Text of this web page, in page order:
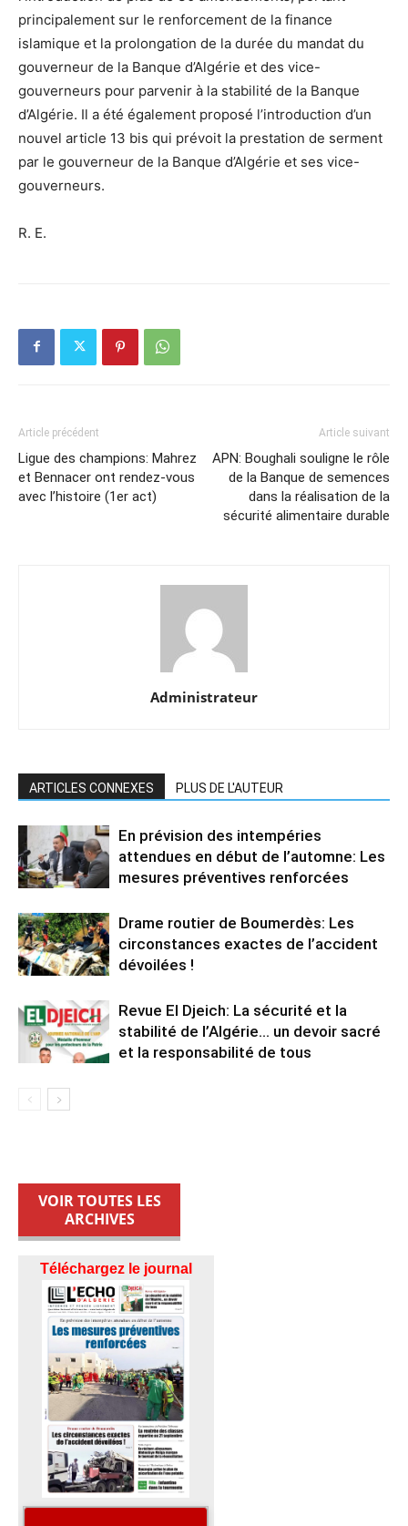
principalement sur le renforcement de la finance
islamique et la prolongation de la durée du mandat du
gouverneur de la Banque d’Algérie et des vice-
gouverneurs pour parvenir à la stabilité de la Banque
d’Algérie. Il a été également proposé l’introduction d’un
nouvel article 13 bis qui prévoit la prestation de serment
par le gouverneur de la Banque d’Algérie et ses vice-
gouverneurs.
R. E.
Article précédent
Ligue des champions: Mahrez
et Bennacer ont rendez-vous
avec l’histoire (1er act)
Article suivant
APN: Boughali souligne le rôle
de la Banque de semences
dans la réalisation de la
sécurité alimentaire durable
Administrateur
ARTICLES CONNEXES PLUS DE L'AUTEUR
En prévision des intempéries
attendues en début de l’automne: Les
mesures préventives renforcées
Drame routier de Boumerdès: Les
circonstances exactes de l’accident
dévoilées !
Revue El Djeich: La sécurité et la
stabilité de l’Algérie… un devoir sacré
et la responsabilité de tous
VOIR TOUTES LES
ARCHIVES